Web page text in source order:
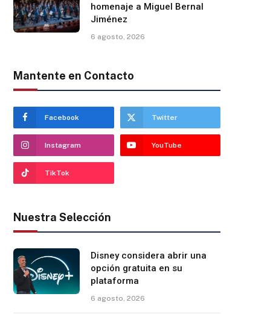
homenaje a Miguel Bernal
Jiménez
6 agosto, 2026
Mantente en Contacto
Facebook Twitter
Instagram YouTube
TikTok
Nuestra Selección
Disney considera abrir una
opción gratuita en su
plataforma
6 agosto, 2026